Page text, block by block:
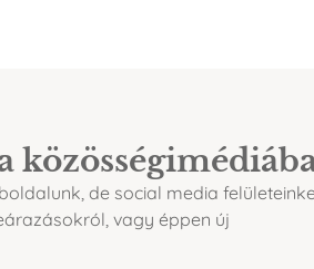
de social media
vagy éppen új